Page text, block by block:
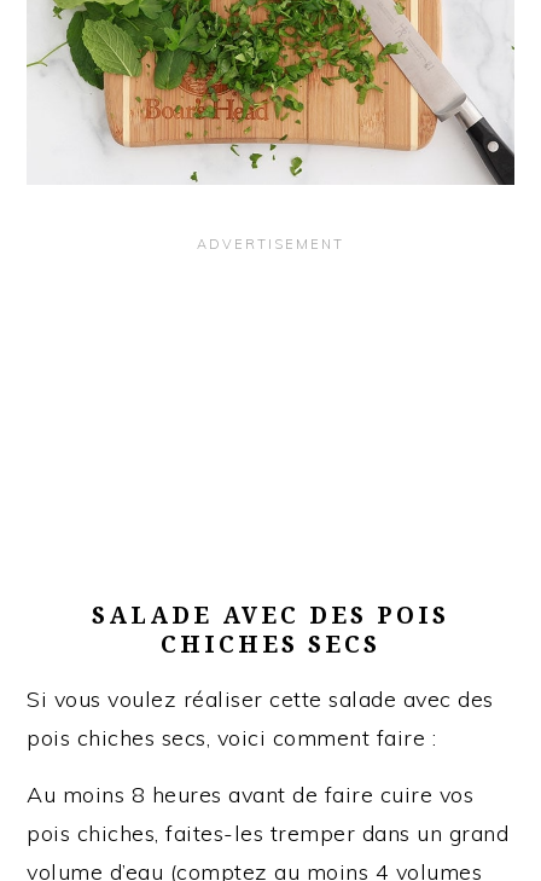
SALADE AVEC DES POIS
CHICHES SECS
Si vous voulez réaliser cette salade avec des
pois chiches secs, voici comment faire :
Au moins 8 heures avant de faire cuire vos
pois chiches, faites-les tremper dans un grand
volume d’eau (comptez au moins 4 volumes